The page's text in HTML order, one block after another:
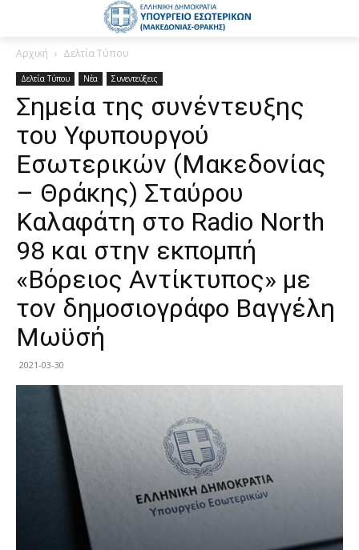
Αρχική Δελτία Τύπου
Δελτία Τύπου Νέα Συνεντεύξεις
Σημεία της συνέντευξης
του Υφυπουργού
Εσωτερικών (Μακεδονίας
– Θράκης) Σταύρου
Καλαφάτη στο Radio North
98 και στην εκπομπή
«Βόρειος Αντίκτυπος» με
τον δημοσιογράφο Βαγγέλη
Μωϋσή
2021-03-30